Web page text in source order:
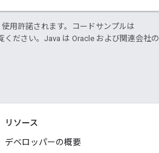
用許諾されます。コードサンプルは
ください。Java は Oracle および関連会社の
リソース
デベロッパーの概要